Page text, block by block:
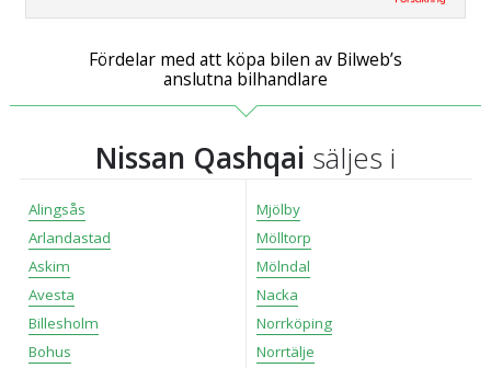
Fördelar med att köpa bilen av Bilweb’s
anslutna bilhandlare
Nissan Qashqai säljes i
Alingsås
Arlandastad
Askim
Avesta
Billesholm
Bohus
Mjölby
Mölltorp
Mölndal
Nacka
Norrköping
Norrtälje